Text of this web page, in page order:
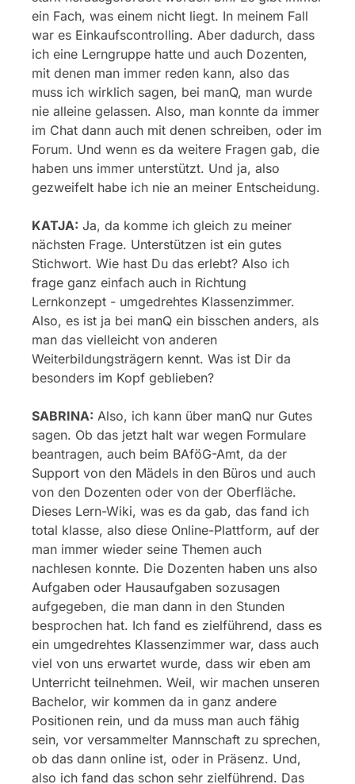
ein Fach, was einem nicht liegt. In meinem Fall
war es Einkaufscontrolling. Aber dadurch, dass
ich eine Lerngruppe hatte und auch Dozenten,
mit denen man immer reden kann, also das
muss ich wirklich sagen, bei manQ, man wurde
nie alleine gelassen. Also, man konnte da immer
im Chat dann auch mit denen schreiben, oder im
Forum. Und wenn es da weitere Fragen gab, die
haben uns immer unterstützt. Und ja, also
gezweifelt habe ich nie an meiner Entscheidung.
KATJA: Ja, da komme ich gleich zu meiner
nächsten Frage. Unterstützen ist ein gutes
Stichwort. Wie hast Du das erlebt? Also ich
frage ganz einfach auch in Richtung
Lernkonzept - umgedrehtes Klassenzimmer.
Also, es ist ja bei manQ ein bisschen anders, als
man das vielleicht von anderen
Weiterbildungsträgern kennt. Was ist Dir da
besonders im Kopf geblieben?
SABRINA: Also, ich kann über manQ nur Gutes
sagen. Ob das jetzt halt war wegen Formulare
beantragen, auch beim BAföG-Amt, da der
Support von den Mädels in den Büros und auch
von den Dozenten oder von der Oberfläche.
Dieses Lern-Wiki, was es da gab, das fand ich
total klasse, also diese Online-Plattform, auf der
man immer wieder seine Themen auch
nachlesen konnte. Die Dozenten haben uns also
Aufgaben oder Hausaufgaben sozusagen
aufgegeben, die man dann in den Stunden
besprochen hat. Ich fand es zielführend, dass es
ein umgedrehtes Klassenzimmer war, dass auch
viel von uns erwartet wurde, dass wir eben am
Unterricht teilnehmen. Weil, wir machen unseren
Bachelor, wir kommen da in ganz andere
Positionen rein, und da muss man auch fähig
sein, vor versammelter Mannschaft zu sprechen,
ob das dann online ist, oder in Präsenz. Und,
also ich fand das schon sehr zielführend. Das